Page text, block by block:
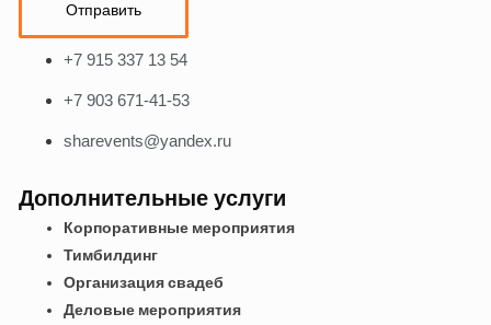
Отправить
+7 915 337 13 54
+7 903 671-41-53
sharevents@yandex.ru
Дополнительные услуги
Корпоративные мероприятия
Тимбилдинг
Организация свадеб
Деловые мероприятия